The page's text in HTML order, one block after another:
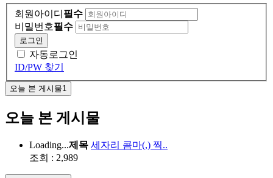
회원아이디 필수
비밀번호필수
로그인
자동로그인
ID/PW 찾기
오늘 본 게시물1
오늘 본 게시물
Loading...제목 세자리 콤마(,) 찍..
조회 : 2,989